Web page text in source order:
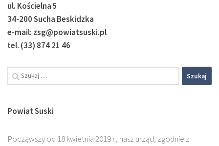
ul. Kościelna 5
34-200 Sucha Beskidzka
e-mail: zsg@powiatsuski.pl
tel. (33) 874 21 46
Powiat Suski
Począwszy od 18 kwietnia 2019 r., nasz urząd, zgodnie z